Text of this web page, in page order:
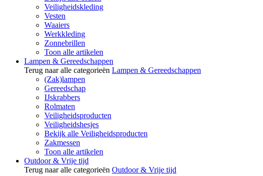
Veiligheidskleding
Vesten
Waaiers
Werkkleding
Zonnebrillen
Toon alle artikelen
Lampen & Gereedschappen
Terug naar alle categorieën Lampen & Gereedschappen
(Zak)lampen
Gereedschap
IJskrabbers
Rolmaten
Veiligheidsproducten
Veiligheidshesjes
Bekijk alle Veiligheidsproducten
Zakmessen
Toon alle artikelen
Outdoor & Vrije tijd
Terug naar alle categorieën Outdoor & Vrije tijd